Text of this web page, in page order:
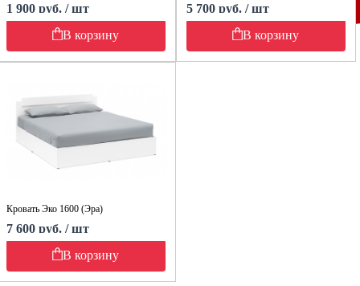
1 900 руб. / шт
В корзину
5 700 руб. / шт
В корзину
Кровать Эко 1600 (Эра)
7 600 руб. / шт
В корзину